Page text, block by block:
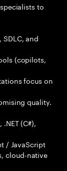
to
and
(copilots,
focus on
quality.
(C#),
/ JavaScript
cloud-native